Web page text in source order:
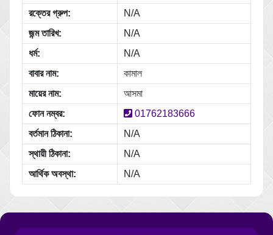
রক্তের গ্রুপ:
N/A
জন্ম তারিখ:
N/A
ধর্ম:
N/A
বাবার নাম:
কামাল
মায়ের নাম:
আসমা
ফোন নম্বর:
01762183666
বর্তমান ঠিকানা:
N/A
স্থায়ী ঠিকানা:
N/A
আর্থিক অবস্থা:
N/A